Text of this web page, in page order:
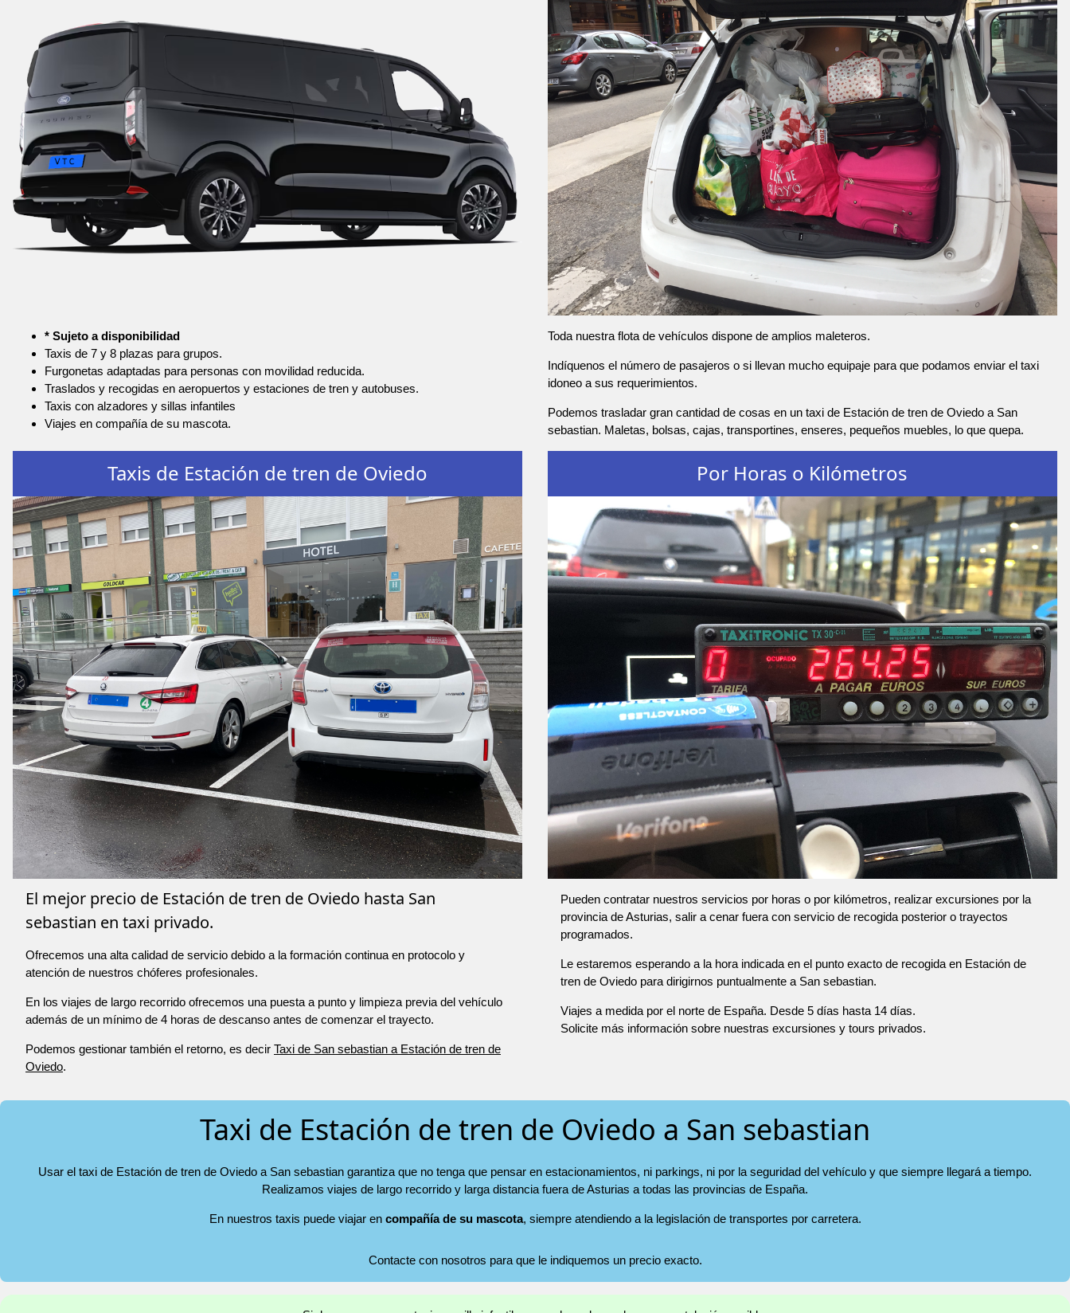
* Sujeto a disponibilidad
Taxis de 7 y 8 plazas para grupos.
Furgonetas adaptadas para personas con movilidad reducida.
Traslados y recogidas en aeropuertos y estaciones de tren y autobuses.
Taxis con alzadores y sillas infantiles
Viajes en compañía de su mascota.
Toda nuestra flota de vehículos dispone de amplios maleteros.
Indíquenos el número de pasajeros o si llevan mucho equipaje para que podamos enviar el taxi
idoneo a sus requerimientos.
Podemos trasladar gran cantidad de cosas en un taxi de Estación de tren de Oviedo a San
sebastian. Maletas, bolsas, cajas, transportines, enseres, pequeños muebles, lo que quepa.
Taxis de Estación de tren de Oviedo
El mejor precio de Estación de tren de Oviedo hasta San
sebastian en taxi privado.
Ofrecemos una alta calidad de servicio debido a la formación continua en protocolo y
atención de nuestros chóferes profesionales.
En los viajes de largo recorrido ofrecemos una puesta a punto y limpieza previa del vehículo
además de un mínimo de 4 horas de descanso antes de comenzar el trayecto.
Podemos gestionar también el retorno, es decir Taxi de San sebastian a Estación de tren de
Oviedo.
Por Horas o Kilómetros
Pueden contratar nuestros servicios por horas o por kilómetros, realizar excursiones por la
provincia de Asturias, salir a cenar fuera con servicio de recogida posterior o trayectos
programados.
Le estaremos esperando a la hora indicada en el punto exacto de recogida en Estación de
tren de Oviedo para dirigirnos puntualmente a San sebastian.
Viajes a medida por el norte de España. Desde 5 días hasta 14 días.
Solicite más información sobre nuestras excursiones y tours privados.
Taxi de Estación de tren de Oviedo a San sebastian
Usar el taxi de Estación de tren de Oviedo a San sebastian garantiza que no tenga que pensar en estacionamientos, ni parkings, ni por la seguridad del vehículo y que siempre llegará a tiempo.
Realizamos viajes de largo recorrido y larga distancia fuera de Asturias a todas las provincias de España.
En nuestros taxis puede viajar en compañía de su mascota, siempre atendiendo a la legislación de transportes por carretera.
Contacte con nosotros para que le indiquemos un precio exacto.